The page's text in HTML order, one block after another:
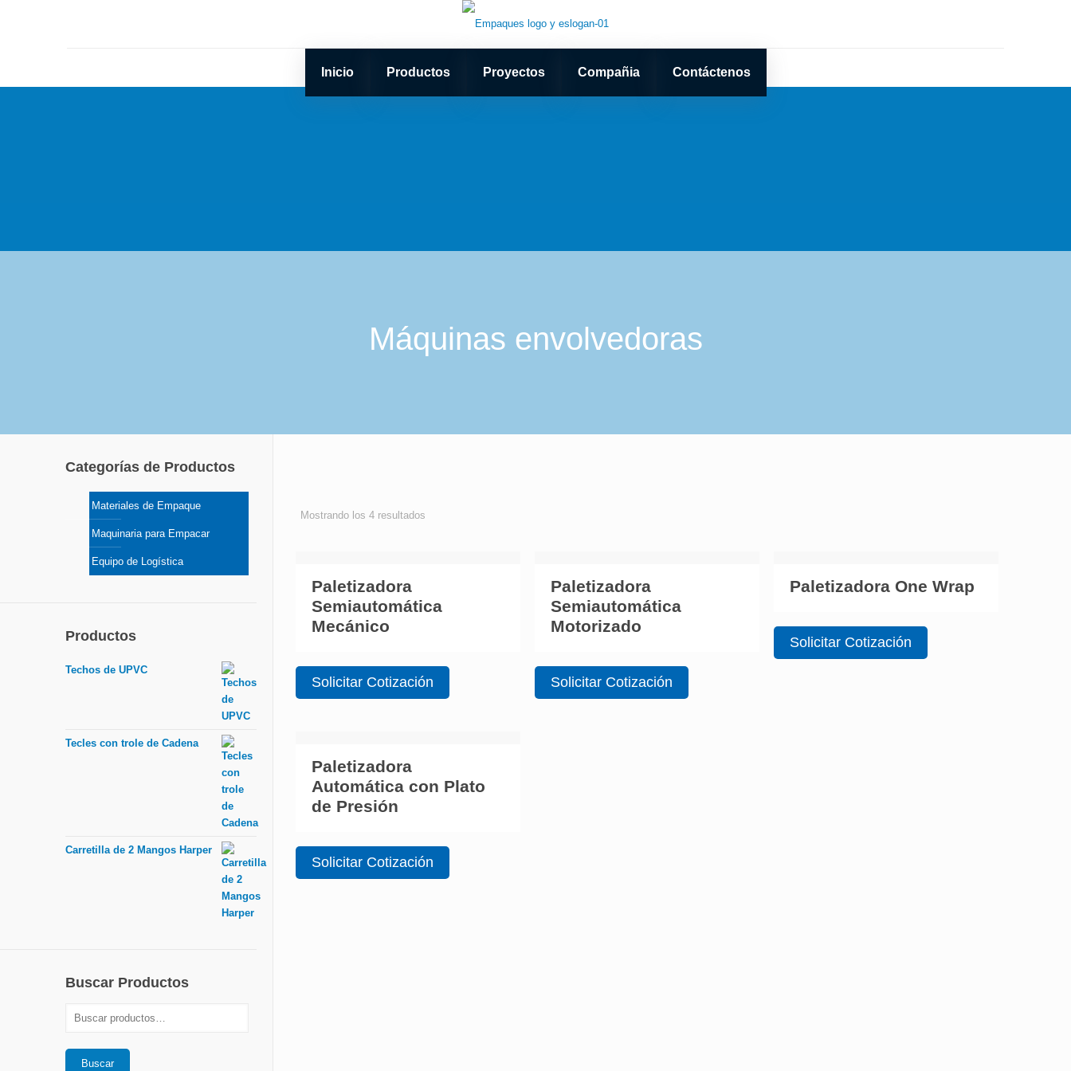
Inicio Productos Proyectos Compañia Contáctenos
Máquinas envolvedoras
Mostrando los 4 resultados
Paletizadora
Semiautomática
Mecánico
Solicitar Cotización
Paletizadora
Semiautomática
Motorizado
Solicitar Cotización
Paletizadora One Wrap
Solicitar Cotización
Paletizadora
Automática con Plato
de Presión
Solicitar Cotización
Categorías de Productos
Materiales de Empaque
Maquinaria para Empacar
Equipo de Logística
Productos
Techos de UPVC
Tecles con trole de Cadena
Carretilla de 2 Mangos Harper
Buscar Productos
Buscar